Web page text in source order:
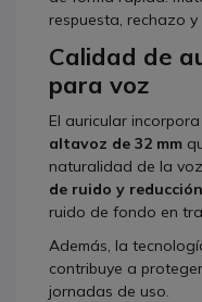
respuesta, rechazo
Calidad de
para voz
El auricular incorpora
altavoz de 32 mm
naturalidad de la
de ruido y
ruido de fondo en
Además, la
contribuye a
jornadas de uso.